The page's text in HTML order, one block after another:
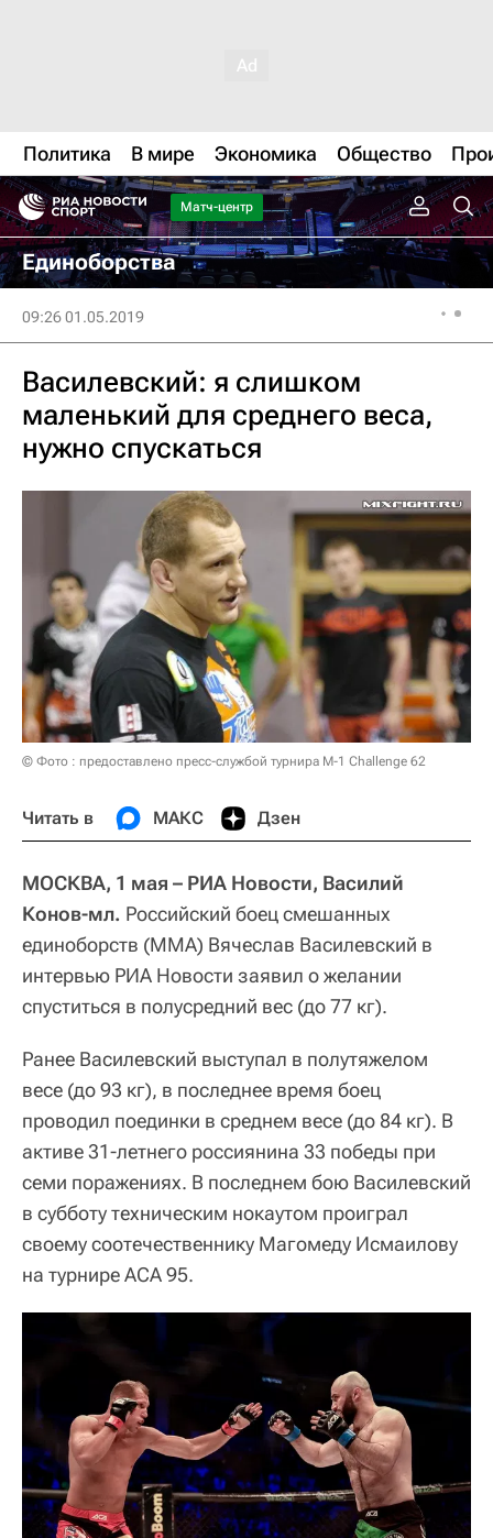
Политика В мире Экономика Общество
Матч-центр
Единоборства
09:26 01.05.2019
Василевский: я слишком
маленький для среднего веса,
нужно спускаться
© Фото : предоставлено пресс-службой турнира M-1 Challenge 62
Читать в МАКС Дзен
МОСКВА, 1 мая – РИА Новости, Василий
Конов-мл. Российский боец смешанных
единоборств (ММА) Вячеслав Василевский в
интервью РИА Новости заявил о желании
спуститься в полусредний вес (до 77 кг).
Ранее Василевский выступал в полутяжелом
весе (до 93 кг), в последнее время боец
проводил поединки в среднем весе (до 84 кг). В
активе 31-летнего россиянина 33 победы при
семи поражениях. В последнем бою Василевский
в субботу техническим нокаутом проиграл
своему соотечественнику Магомеду Исмаилову
на турнире АСА 95.